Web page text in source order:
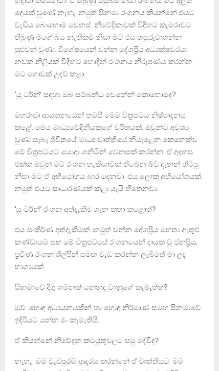
දෙයක් වුණේ නැහැ. නමුත් සිනමා රංගනය කියන්නේ එයට
වැඩිය බොහොම වෙනස්. නිවේදිකාවක් විදිහට කැමරාවට
තිබුණු මගේ බය නැතිකම නිසා මට එය හසුරුවාගන්න
පුළුවන් වුණා. විශේෂයෙන් චන්න දේශප්‍රිය අධ්‍යක්ෂවරයා
නවක නිළියක් විදිහට හොඳින් රංගනය නිරූපණය කරන්න
මට ගොඩක් උදව් කළා.
‘යූ ටර්න්’ සඳහා ඔබ සම්බන්ධ ‍වෙන්‍නේ ‍කො‍හොමද?
මහරාජා ආයතන‍යෙන් තමයි මෙම චිත්‍රපටය නිෂ්පාදනය
කළේ. මෙය මාධ්‍යවේදිනියකගේ චරිතයක්. ඔවුන්ට අවශ්‍ය
වුණා සැබෑ ජීවිතයේ මාධ්‍ය වෘත්තියේ නියැළෙන කෙනෙක්ව
මේ චිත්‍රපටයට යොදා ගනිමින් වෙනසක් කරන්න. ඒ අදහස
එක්ක ඔවුන් ම‍ට රංගන හැකියාවක් ති‍බෙන බව දැනන් හිටපු
නිසා මට ඒ අභියෝගය බාර දෙනවා. එය ලොකු අභියෝගයක්.
නමුත් එයට සාධාරණයක් කළා යැයි හි‍තෙනවා.
‘යූ ටර්න්‘ රංගන අත්දැකීම ගැන කතා ක‍ළොත්?
එය සංකීර්ණ අත්දැකීමක්. නමුත් චන්න දේශප්‍රිය මහතා ඇතුළු
කණ්ඩායම සහ ‍මේ චිත්‍රපට‍යේ රංගන‍යෙන් දායක වූ ජනප්‍රිය,
ප්‍රවීණ රංගන ශිල්පින් සමඟ වැඩ කරන්න ලැබීමත් මා ලද
භාග්‍යයක්.
සිනමාවේ දිගු ගමනක් යන්නද චානූගේ කැමැත්ත?
ඔව්. හොඳ අධ්‍යයනයකින් හා හොඳ නිර්මාණ සමඟ සිනමාවේ
ඉදිරියට යන්න මං කැමැතියි.
ඒ කියන්නේ නි‍වේදන‍ කටයුතුවලට සමු ‍දේවිද?
නැහැ. මම වැඩිපුරම ආදරය කරන්නේ ඒ වෘත්තියට. මම